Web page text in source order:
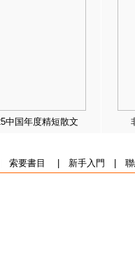
中国年度精短散文
索要書目 新手入門